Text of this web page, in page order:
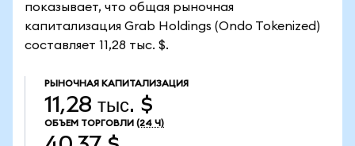
показывает, что общая рыночная
капитализация Grab Holdings (Ondo Tokenized)
составляет 11,28 тыс. $.
РЫНОЧНАЯ КАПИТАЛИЗАЦИЯ
11,28 тыс. $
ОБЪЕМ ТОРГОВЛИ (24 Ч)